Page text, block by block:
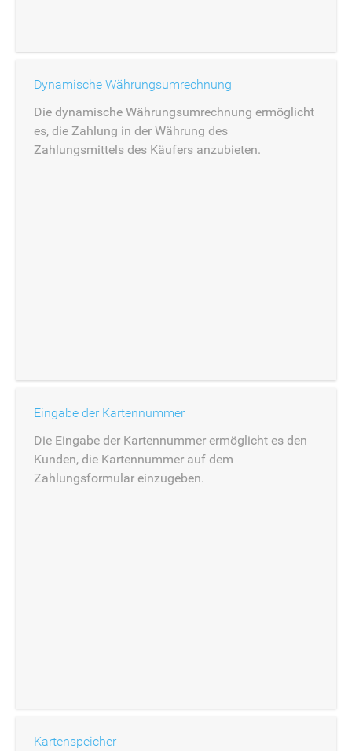
Dynamische Währungsumrechnung
Die dynamische Währungsumrechnung ermöglicht
es, die Zahlung in der Währung des
Zahlungsmittels des Käufers anzubieten.
Eingabe der Kartennummer
Die Eingabe der Kartennummer ermöglicht es den
Kunden, die Kartennummer auf dem
Zahlungsformular einzugeben.
Kartenspeicher